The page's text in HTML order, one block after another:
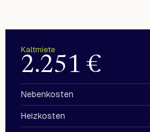
Kaltmiete
2.251 €
Nebenkosten
Heizkosten